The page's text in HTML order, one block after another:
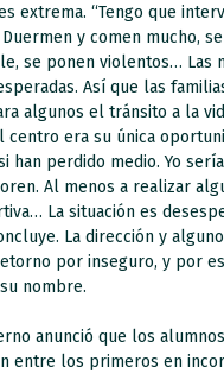
extrema. “Tengo que
y comen mucho,
se ponen violentos… Las
Así que las
algunos el tránsito a la
centro era su única
han perdido medio. Yo
Al menos a realizar
La situación es
La dirección y
por inseguro, y por
nombre.
anunció que los
entre los primeros en